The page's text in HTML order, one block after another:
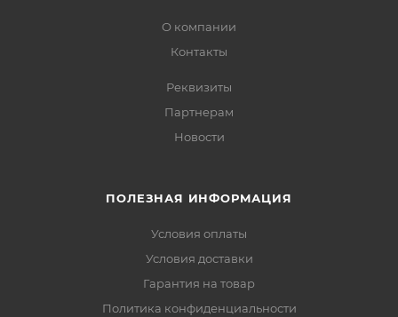
О компании
Контакты
Реквизиты
Партнерам
Новости
ПОЛЕЗНАЯ ИНФОРМАЦИЯ
Условия оплаты
Условия доставки
Гарантия на товар
Политика конфиденциальности